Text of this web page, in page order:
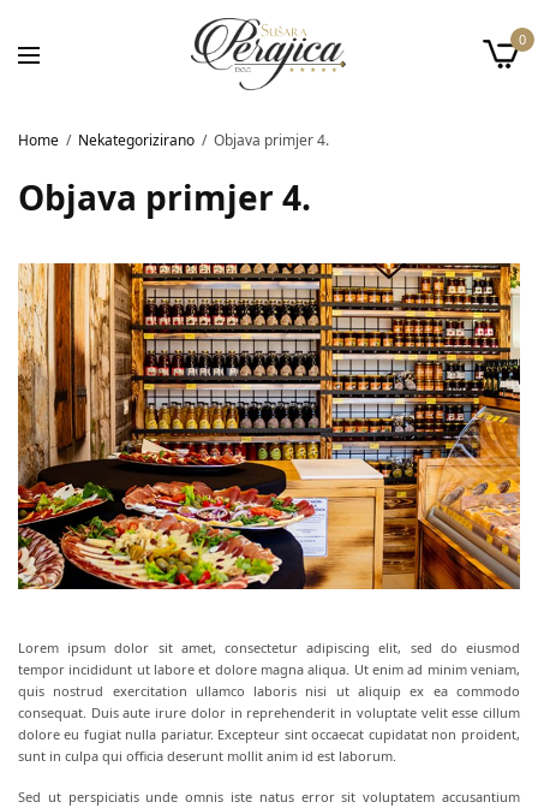
0
Home Nekategorizirano Objava primjer 4.
Objava primjer 4.
Lorem ipsum dolor sit amet, consectetur adipiscing elit, sed do eiusmod
tempor incididunt ut labore et dolore magna aliqua. Ut enim ad minim veniam,
quis nostrud exercitation ullamco laboris nisi ut aliquip ex ea commodo
consequat. Duis aute irure dolor in reprehenderit in voluptate velit esse cillum
dolore eu fugiat nulla pariatur. Excepteur sint occaecat cupidatat non proident,
sunt in culpa qui officia deserunt mollit anim id est laborum.
Sed ut perspiciatis unde omnis iste natus error sit voluptatem accusantium